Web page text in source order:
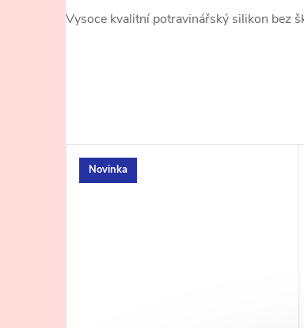
Vysoce kvalitní potravinářský silikon bez
Novinka